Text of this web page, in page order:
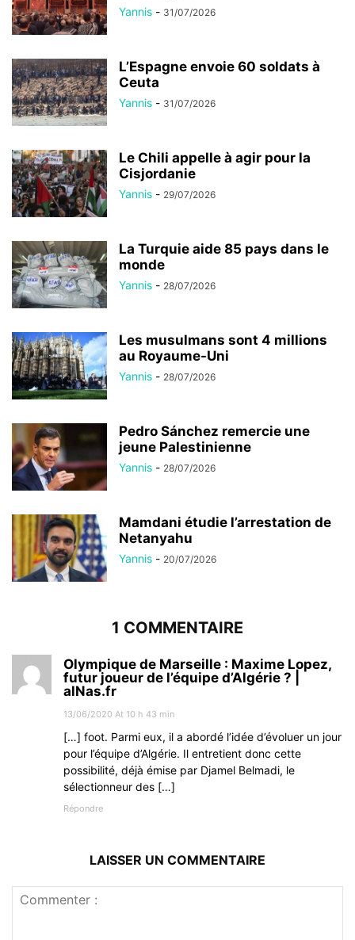
Yannis - 31/07/2026
L’Espagne envoie 60 soldats à
Ceuta
Yannis - 31/07/2026
Le Chili appelle à agir pour la
Cisjordanie
Yannis - 29/07/2026
La Turquie aide 85 pays dans le
monde
Yannis - 28/07/2026
Les musulmans sont 4 millions
au Royaume-Uni
Yannis - 28/07/2026
Pedro Sánchez remercie une
jeune Palestinienne
Yannis - 28/07/2026
Mamdani étudie l’arrestation de
Netanyahu
Yannis - 20/07/2026
1 COMMENTAIRE
Olympique de Marseille : Maxime Lopez,
futur joueur de l’équipe d’Algérie ? |
alNas.fr
13/06/2020 At 10 h 43 min
[…] foot. Parmi eux, il a abordé l’idée d’évoluer un jour
pour l’équipe d’Algérie. Il entretient donc cette
possibilité, déjà émise par Djamel Belmadi, le
sélectionneur des […]
Répondre
LAISSER UN COMMENTAIRE